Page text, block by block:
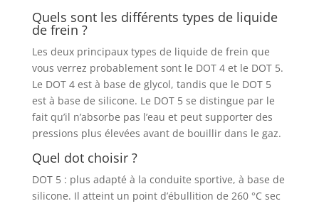
Quels sont les différents types de liquide
de frein ?
Les deux principaux types de liquide de frein que
vous verrez probablement sont le DOT 4 et le DOT 5.
Le DOT 4 est à base de glycol, tandis que le DOT 5
est à base de silicone. Le DOT 5 se distingue par le
fait qu’il n’absorbe pas l’eau et peut supporter des
pressions plus élevées avant de bouillir dans le gaz.
Quel dot choisir ?
DOT 5 : plus adapté à la conduite sportive, à base de
silicone. Il atteint un point d’ébullition de 260 °C sec